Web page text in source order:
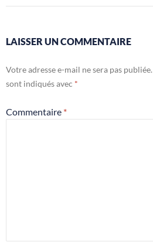
LAISSER UN COMMENTAIRE
Votre adresse e-mail ne sera pas publiée.
sont indiqués avec *
Commentaire *